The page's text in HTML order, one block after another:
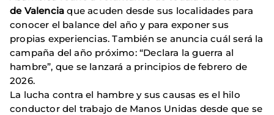
de Valencia que acuden desde sus localidades para
conocer el balance del año y para exponer sus
propias experiencias. También se anuncia cuál será la
campaña del año próximo: “Declara la guerra al
hambre”, que se lanzará a principios de febrero de
2026.
La lucha contra el hambre y sus causas es el hilo
conductor del trabajo de Manos Unidas desde que se